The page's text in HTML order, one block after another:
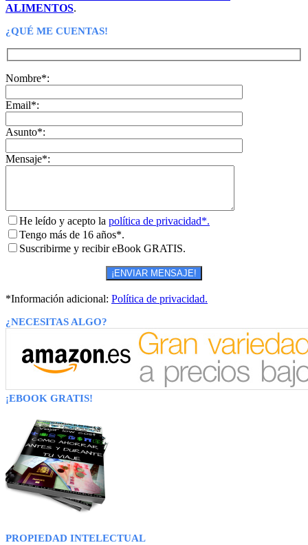
ALIMENTOS.
¿QUÉ ME CUENTAS!
Nombre*:
Email*:
Asunto*:
Mensaje*:
He leído y acepto la política de privacidad*.
Tengo más de 16 años*.
Suscribirme y recibir eBook GRATIS.
*Información adicional: Política de privacidad.
¿NECESITAS ALGO?
¡EBOOK GRATIS!
PROPIEDAD INTELECTUAL